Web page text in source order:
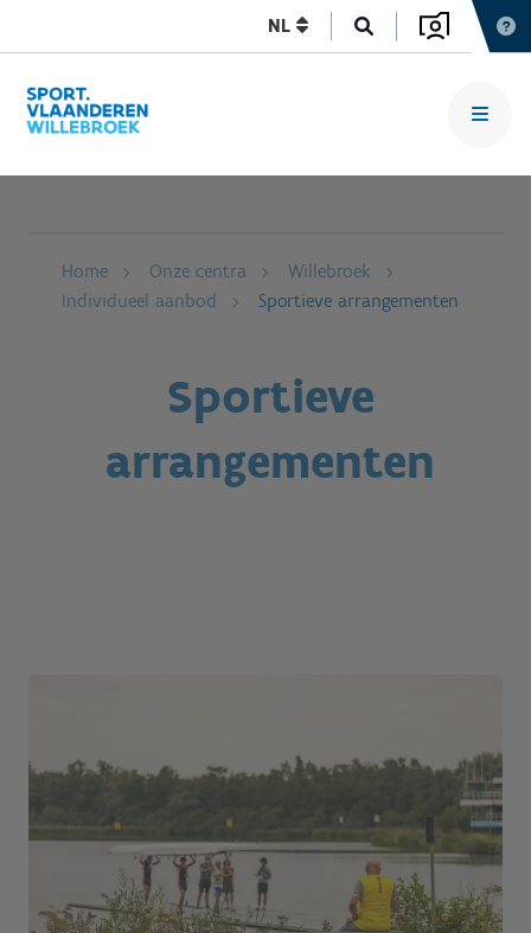
NL
Home Onze centra
Willebroek
Individueel aanbod
Sportieve arrangementen
Sportieve
arrangementen